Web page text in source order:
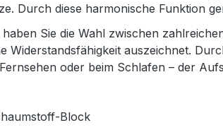
Durch diese harmonische Funktion
Sie die Wahl zwischen
auszeichnet.
oder beim Schlafen – der
Block